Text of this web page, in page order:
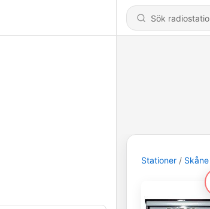
Stationer